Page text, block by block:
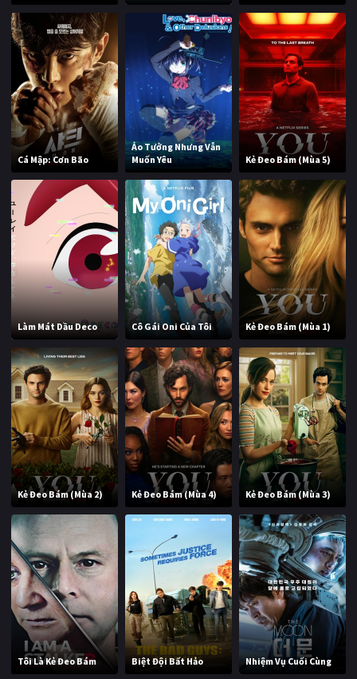
Cá Mập: Cơn Bão
Ảo Tưởng Nhưng Vẫn
Muốn Yêu
Kẻ Đeo Bám (Mùa 5)
Làm Mát Dầu Deco Cô Gái Oni Của Tôi Kẻ Đeo Bám (Mùa 1)
Kẻ Đeo Bám (Mùa 2) Kẻ Đeo Bám (Mùa 4) Kẻ Đeo Bám (Mùa 3)
Tôi Là Kẻ Đeo Bám Biệt Đội Bất Hảo Nhiệm Vụ Cuối Cùng